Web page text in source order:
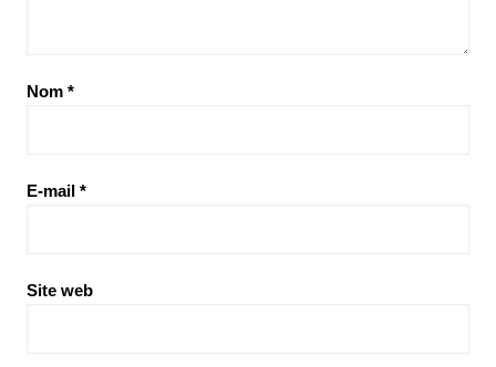
Nom *
E-mail *
Site web